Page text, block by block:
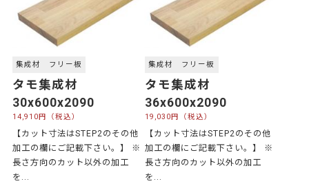
集成材 フリー板
タモ集成材
30x600x2090
14,910円（税込）
【カット寸法はSTEP2のその他
加工の欄にご記載下さい。】 ※
長さ方向のカット以外の加工
を...
集成材 フリー板
タモ集成材
36x600x2090
19,030円（税込）
【カット寸法はSTEP2のその他
加工の欄にご記載下さい。】 ※
長さ方向のカット以外の加工
を...